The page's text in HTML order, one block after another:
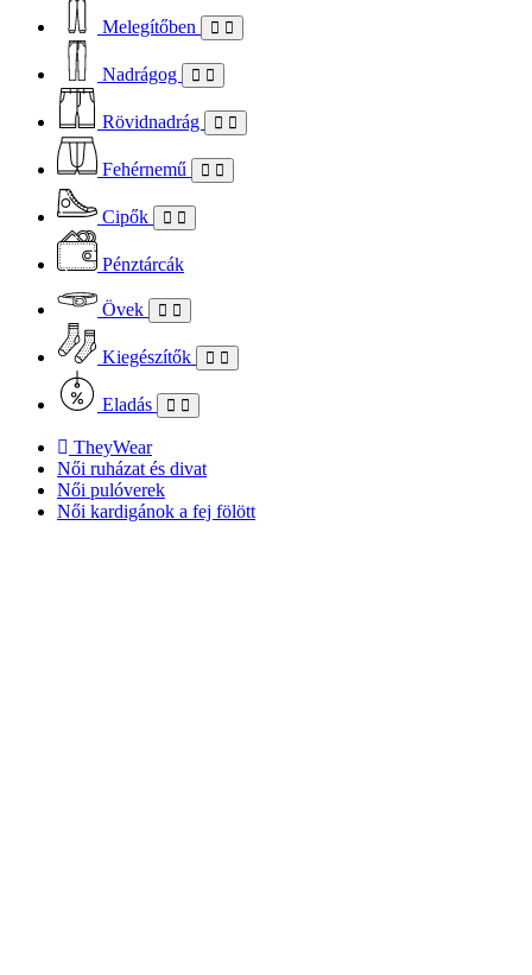
Melegítőben
Nadrágog
Rövidnadrág
Fehérnemű
Cipők
Pénztárcák
Övek
Kiegészítők
Eladás
TheyWear
Női ruházat és divat
Női pulóverek
Női kardigánok a fej fölött